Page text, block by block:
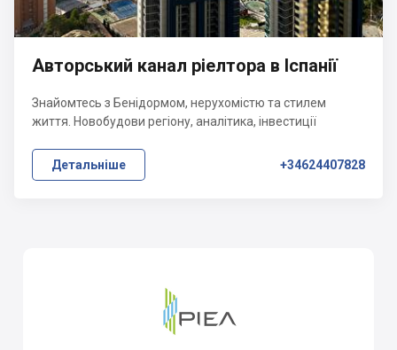
Авторський канал ріелтора в Іспанії
Знайомтесь з Бенідормом, нерухомістю та стилем
життя. Новобудови регіону, аналітика, інвестиції
Детальніше +34624407828